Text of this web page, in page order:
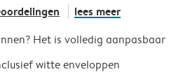
lees meer
Het is volledig aanpasbaar
witte enveloppen